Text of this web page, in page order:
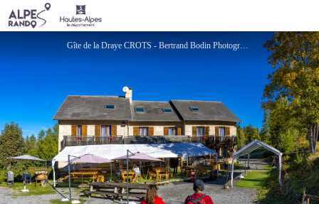
Gîte de la Draye
Gîte de la Draye CROTS - Bertrand Bodin Photographe /Parc national des Ecrins,Bertrand Bodin